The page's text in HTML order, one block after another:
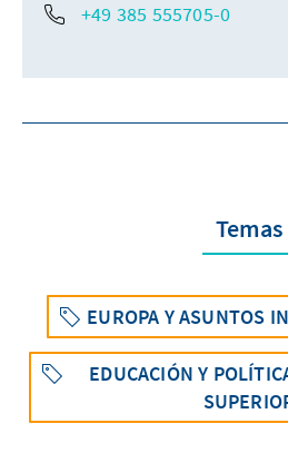
+49 385 555705-0
Temas
EUROPA Y ASUNTOS
EDUCACIÓN Y